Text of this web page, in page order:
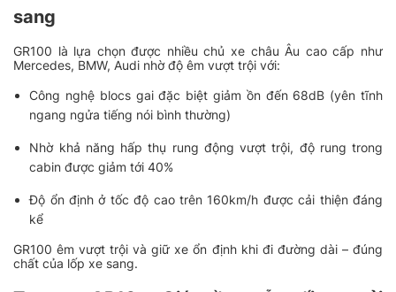
sang
GR100 là lựa chọn được nhiều chủ xe châu Âu cao cấp như
Mercedes, BMW, Audi nhờ độ êm vượt trội với:
Công nghệ blocs gai đặc biệt giảm ồn đến 68dB (yên tĩnh
ngang ngửa tiếng nói bình thường)
Nhờ khả năng hấp thụ rung động vượt trội, độ rung trong
cabin được giảm tới 40%
Độ ổn định ở tốc độ cao trên 160km/h được cải thiện đáng
kể
GR100 êm vượt trội và giữ xe ổn định khi đi đường dài – đúng
chất của lốp xe sang.